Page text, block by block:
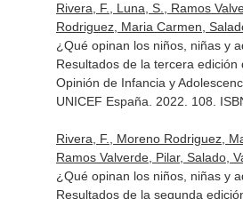
Rivera, F., Luna, S., Ramos
Rodriguez, Maria Carmen,
¿Qué opinan los niños, niñas y
Resultados de la tercera edición
Opinión de Infancia y
UNICEF España. 2022. 108.
Rivera, F., Moreno Rodriguez,
Ramos Valverde, Pilar, Salado,
¿Qué opinan los niños, niñas y
Resultados de la segunda